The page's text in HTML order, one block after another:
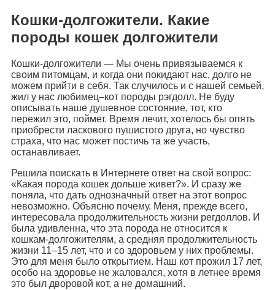
Кошки-долгожители. Какие
породы кошек долгожители
Кошки-долгожители — Мы очень привязываемся к
своим питомцам, и когда они покидают нас, долго не
можем прийти в себя. Так случилось и с нашей семьей,
жил у нас любимец–кот породы рэгдолл. Не буду
описывать наше душевное состояние, тот, кто
пережил это, поймет. Время лечит, хотелось бы опять
приобрести ласкового пушистого друга, но чувство
страха, что нас может постичь та же участь,
останавливает.
Решила поискать в Интернете ответ на свой вопрос:
«Какая порода кошек дольше живет?». И сразу же
поняла, что дать однозначный ответ на этот вопрос
невозможно. Объясню почему. Меня, прежде всего,
интересовала продолжительность жизни регдоллов. И
была удивленна, что эта порода не относится к
кошкам-долгожителям, а средняя продолжительность
жизни 11–15 лет, что и со здоровьем у них проблемы.
Это для меня было открытием. Наш кот прожил 17 лет,
особо на здоровье не жаловался, хотя в летнее время
это был дворовой кот, а не домашний.